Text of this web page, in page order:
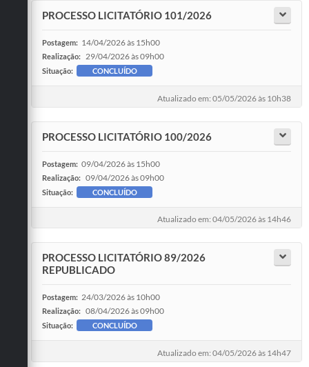
PROCESSO LICITATÓRIO 101/2026
Postagem: 14/04/2026 às 15h00
Realização: 29/04/2026 às 09h00
Situação: CONCLUÍDO
Atualizado em: 05/05/2026 às 10h38
PROCESSO LICITATÓRIO 100/2026
Postagem: 09/04/2026 às 15h00
Realização: 09/04/2026 às 09h00
Situação: CONCLUÍDO
Atualizado em: 04/05/2026 às 14h46
PROCESSO LICITATÓRIO 89/2026
REPUBLICADO
Postagem: 24/03/2026 às 10h00
Realização: 08/04/2026 às 09h00
Situação: CONCLUÍDO
Atualizado em: 04/05/2026 às 14h47